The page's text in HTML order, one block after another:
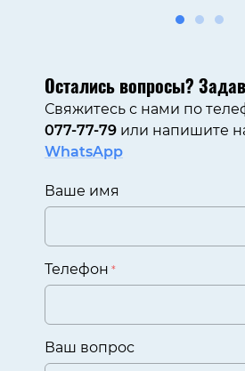
Остались вопросы?
Свяжитесь с нами по
077-77-79 или напишите
WhatsApp
Ваше имя
Телефон *
Ваш вопрос